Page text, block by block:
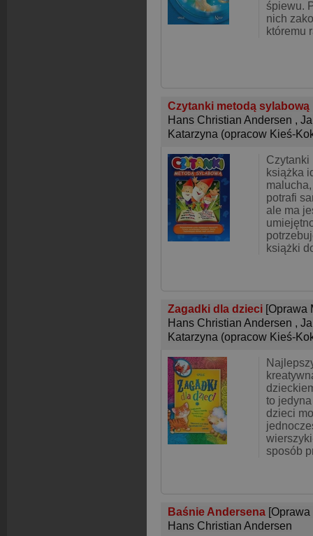
śpiewu.
nich
któremu
Czytanki metodą sylabową
Hans Christian Andersen ,
Katarzyna (opracow Kieś-
Czytanki
książka
potrafi
ale ma
książki
Zagadki dla dzieci [Oprawa
Hans Christian Andersen ,
Katarzyna (opracow Kieś-
to
dzieci
sposób
Baśnie Andersena
Hans Christian Andersen